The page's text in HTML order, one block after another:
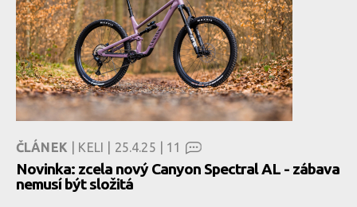
ČLÁNEK | KELI | 25.4.25 | 11
Novinka: zcela nový Canyon Spectral AL - zábava
nemusí být složitá